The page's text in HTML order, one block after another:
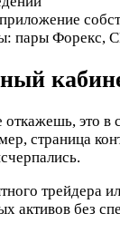
пары Форекс,
это
страница
активов без